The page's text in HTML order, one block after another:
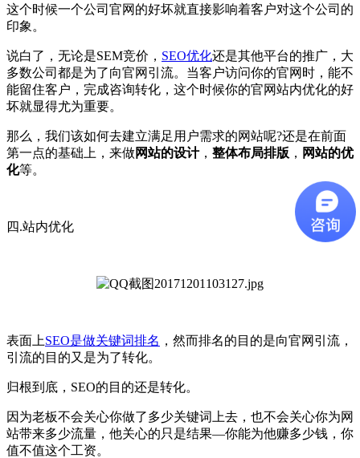
这个时候一个公司官网的好坏就直接影响着客户对这个公司的
印象。
说白了，无论是SEM竞价， SEO优化还是其他平台的推广，大
多数公司都是为了向官网引流。当客户访问你的官网时，能不
能留住客户，完成咨询转化，这个时候你的官网站内优化的好
坏就显得尤为重要。
那么，我们该如何去建立满足用户需求的网站呢?还是在前面
第一点的基础上，来做网站的设计， 整体布局排版 ， 网站的优
化等。
四.站内优化
表面上SEO是做关键词排名 ，然而排名的目的是向官网引流，
引流的目的又是为了转化。
归根到底，SEO的目的还是转化。
因为老板不会关心你做了多少关键词上去，也不会关心你为网
站带来多少流量，他关心的只是结果—你能为他赚多少钱，你
值不值这个工资。